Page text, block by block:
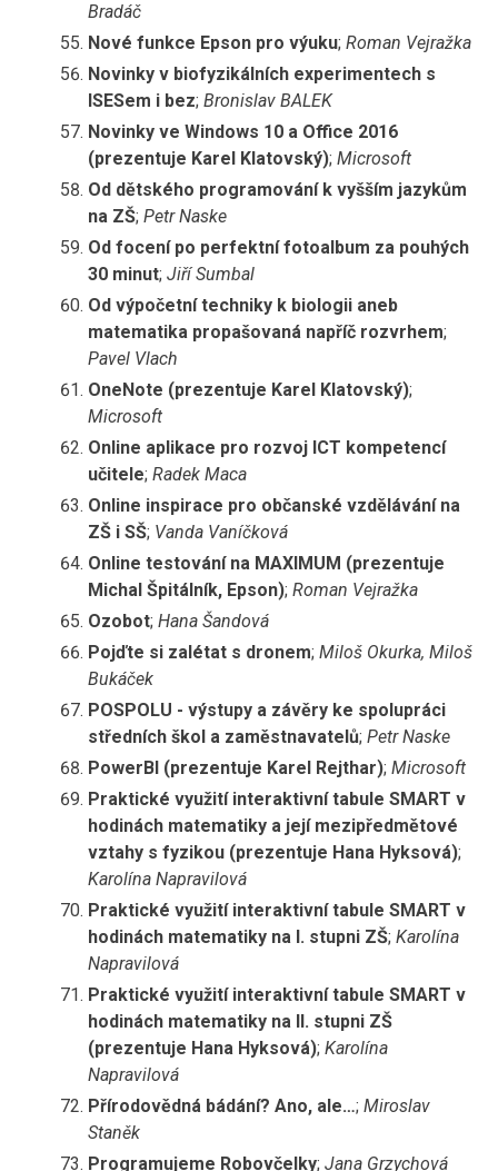
Bradáč
Nové funkce Epson pro výuku; Roman Vejražka
Novinky v biofyzikálních experimentech s
ISESem i bez; Bronislav BALEK
Novinky ve Windows 10 a Office 2016
(prezentuje Karel Klatovský); Microsoft
Od dětského programování k vyšším jazykům
na ZŠ; Petr Naske
Od focení po perfektní fotoalbum za pouhých
30 minut; Jiří Sumbal
Od výpočetní techniky k biologii aneb
matematika propašovaná napříč rozvrhem;
Pavel Vlach
OneNote (prezentuje Karel Klatovský);
Microsoft
Online aplikace pro rozvoj ICT kompetencí
učitele; Radek Maca
Online inspirace pro občanské vzdělávání na
ZŠ i SŠ; Vanda Vaníčková
Online testování na MAXIMUM (prezentuje
Michal Špitálník, Epson); Roman Vejražka
Ozobot; Hana Šandová
Pojďte si zalétat s dronem; Miloš Okurka, Miloš
Bukáček
POSPOLU - výstupy a závěry ke spolupráci
středních škol a zaměstnavatelů; Petr Naske
PowerBI (prezentuje Karel Rejthar); Microsoft
Praktické využití interaktivní tabule SMART v
hodinách matematiky a její mezipředmětové
vztahy s fyzikou (prezentuje Hana Hyksová);
Karolína Napravilová
Praktické využití interaktivní tabule SMART v
hodinách matematiky na I. stupni ZŠ; Karolína
Napravilová
Praktické využití interaktivní tabule SMART v
hodinách matematiky na II. stupni ZŠ
(prezentuje Hana Hyksová); Karolína
Napravilová
Přírodovědná bádání? Ano, ale…; Miroslav
Staněk
Programujeme Robovčelky; Jana Grzychová